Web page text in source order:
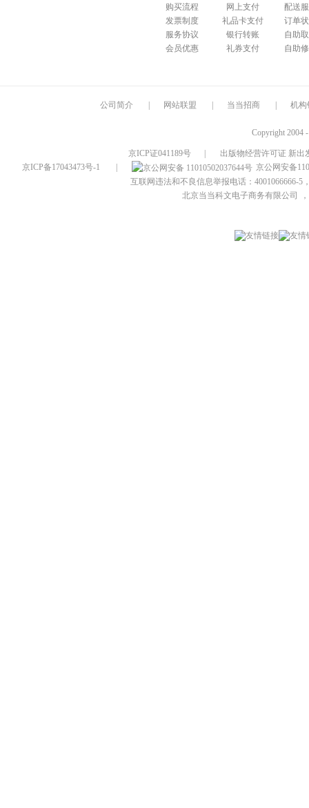
购买流程
发票制度
服务协议
会员优惠
网上支付
礼品卡支付
银行转账
礼券支付
配送
订单
自助
自助
公司简介 网站联盟 当当招商 机构
Copyright 2004
京ICP证041189号
出版物经营许可证 新出
京ICP备17043473号-1
京公网安备
互联网违法和不良信息举报电话：4001066666-5
北京当当科文电子商务有限公司